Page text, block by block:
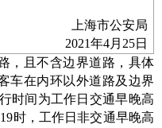
上海市公安局
2021年4月25日
，且不含边界道路，具体
车在内环以外道路及边界
时间为工作日交通早晚高
时，工作日非交通早晚高